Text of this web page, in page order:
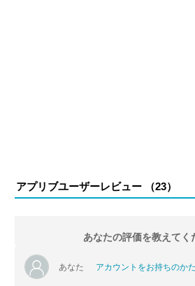
アプリブユーザーレビュー （23）
あなたの評価を教えてく
あなた アカウントをお持ちのか